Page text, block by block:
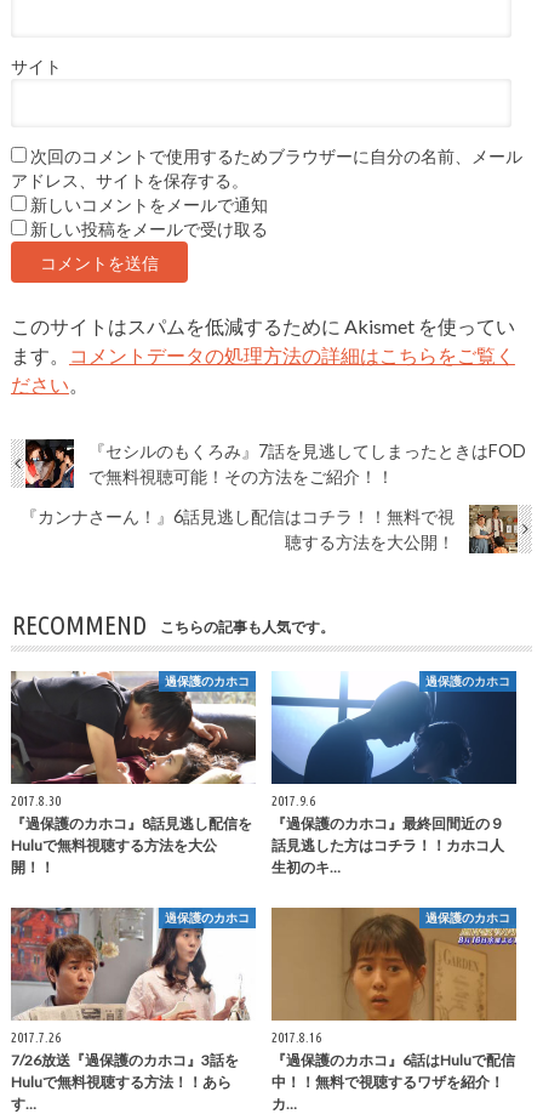
サイト
次回のコメントで使用するためブラウザーに自分の名前、メール
アドレス、サイトを保存する。
新しいコメントをメールで通知
新しい投稿をメールで受け取る
このサイトはスパムを低減するために Akismet を使ってい
ます。
コメントデータの処理方法の詳細はこちらをご覧く
ださい
『セシルのもくろみ』7話を見逃してしまったときはFOD
で無料視聴可能！その方法をご紹介！！
『カンナさーん！』6話見逃し配信はコチラ！！無料で視
聴する方法を大公開！
RECOMMEND こちらの記事も人気です。
過保護のカホコ
2017.8.30
『過保護のカホコ』8話見逃し配信を
Huluで無料視聴する方法を大公
開！！
過保護のカホコ
2017.9.6
『過保護のカホコ』最終回間近の９
話見逃した方はコチラ！！カホコ人
生初のキ…
過保護のカホコ
2017.7.26
7/26放送『過保護のカホコ』3話を
Huluで無料視聴する方法！！あら
す…
過保護のカホコ
2017.8.16
『過保護のカホコ』6話はHuluで配信
中！！無料で視聴するワザを紹介！
カ…